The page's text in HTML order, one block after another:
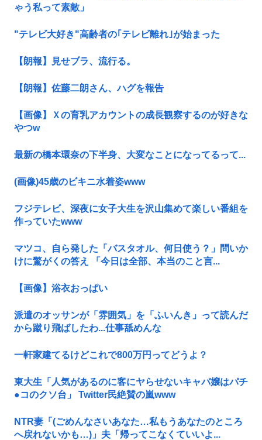
ゃう私って素敵」
"テレビ大好き"高齢者の｢テレビ離れ｣が始まった
【朗報】見せブラ、流行る。
【朗報】佐藤二朗さん、ハグを報告
【画像】Ｘの育乳アカウントの成長観察するのが好きな
やつw
最新の橋本環奈の下半身、大変なことになってるって...
(画像)45歳のビキニ水着姿www
フジテレビ、深夜に女子大生を沢山集めて楽しい番組を
作っていたwww
マツコ、自ら発した「バスタオル、何日使う？」問いか
けに驚がくの答え 「今日は全部、本当のこと言...
【画像】浴衣おっぱい
派遣のオッサンが「雰囲気」を「ふいんき」って読んだ
から蹴り飛ばしたわ...仕事舐めんな
一軒家建てるけどこれで800万円ってどうよ？
東大生「人気があるのに客にヤらせないキャバ嬢はパチ
●コのクソ台」 Twitter民絶賛の嵐www
NTR妻「(ごめんなさいあなた…私もうあなたのところ
へ戻れないかも…)」夫「帰ってこなくていいよ...